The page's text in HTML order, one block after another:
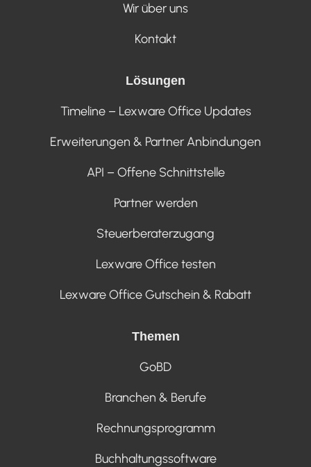
Wir über uns
Kontakt
Lösungen
Timeline – Lexware Office Updates
Erweiterungen & Partner Anbindungen
API – Offene Schnittstelle
Partner werden
Steuerberaterzugang
Lexware Office testen
Lexware Office Gutschein & Rabatt
Themen
GoBD
Branchen & Berufe
Rechnungsprogramm
Buchhaltungssoftware